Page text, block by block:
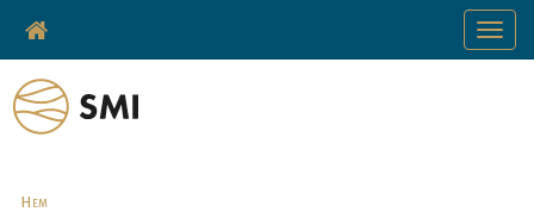
Toggle
Hem